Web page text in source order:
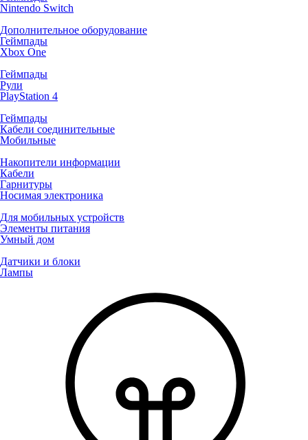
Nintendo Switch
Дополнительное оборудование
Геймпады
Xbox One
Геймпады
Рули
PlayStation 4
Геймпады
Кабели соединительные
Мобильные
Накопители информации
Кабели
Гарнитуры
Носимая электроника
Для мобильных устройств
Элементы питания
Умный дом
Датчики и блоки
Лампы